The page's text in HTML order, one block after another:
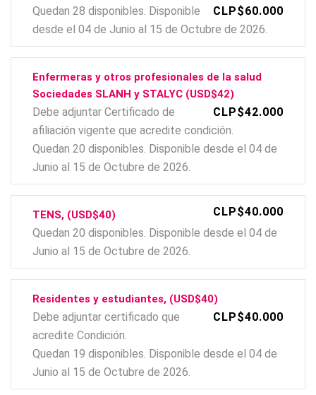
CLP$60.000
Quedan 28 disponibles. Disponible
desde el 04 de Junio al 15 de Octubre de 2026.
Enfermeras y otros profesionales de la salud
Sociedades SLANH y STALYC (USD$42)
CLP$42.000
Debe adjuntar Certificado de
afiliación vigente que acredite condición.
Quedan 20 disponibles. Disponible desde el 04 de
Junio al 15 de Octubre de 2026.
TENS, (USD$40)
CLP$40.000
Quedan 20 disponibles. Disponible desde el 04 de
Junio al 15 de Octubre de 2026.
Residentes y estudiantes, (USD$40)
CLP$40.000
Debe adjuntar certificado que
acredite Condición.
Quedan 19 disponibles. Disponible desde el 04 de
Junio al 15 de Octubre de 2026.